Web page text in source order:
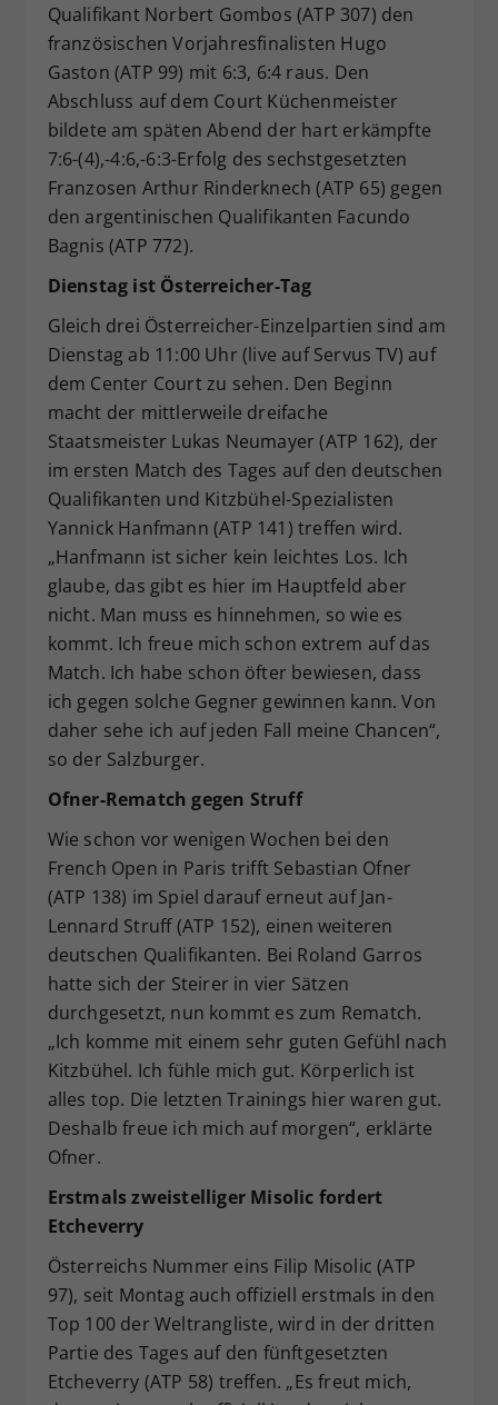
Qualifikant Norbert Gombos (ATP 307) den
französischen Vorjahresfinalisten Hugo
Gaston (ATP 99) mit 6:3, 6:4 raus. Den
Abschluss auf dem Court Küchenmeister
bildete am späten Abend der hart erkämpfte
7:6-(4),-4:6,-6:3-Erfolg des sechstgesetzten
Franzosen Arthur Rinderknech (ATP 65) gegen
den argentinischen Qualifikanten Facundo
Bagnis (ATP 772).
Dienstag ist Österreicher-Tag
Gleich drei Österreicher-Einzelpartien sind am
Dienstag ab 11:00 Uhr (live auf Servus TV) auf
dem Center Court zu sehen. Den Beginn
macht der mittlerweile dreifache
Staatsmeister Lukas Neumayer (ATP 162), der
im ersten Match des Tages auf den deutschen
Qualifikanten und Kitzbühel-Spezialisten
Yannick Hanfmann (ATP 141) treffen wird.
„Hanfmann ist sicher kein leichtes Los. Ich
glaube, das gibt es hier im Hauptfeld aber
nicht. Man muss es hinnehmen, so wie es
kommt. Ich freue mich schon extrem auf das
Match. Ich habe schon öfter bewiesen, dass
ich gegen solche Gegner gewinnen kann. Von
daher sehe ich auf jeden Fall meine Chancen“,
so der Salzburger.
Ofner-Rematch gegen Struff
Wie schon vor wenigen Wochen bei den
French Open in Paris trifft Sebastian Ofner
(ATP 138) im Spiel darauf erneut auf Jan-
Lennard Struff (ATP 152), einen weiteren
deutschen Qualifikanten. Bei Roland Garros
hatte sich der Steirer in vier Sätzen
durchgesetzt, nun kommt es zum Rematch.
„Ich komme mit einem sehr guten Gefühl nach
Kitzbühel. Ich fühle mich gut. Körperlich ist
alles top. Die letzten Trainings hier waren gut.
Deshalb freue ich mich auf morgen“, erklärte
Ofner.
Erstmals zweistelliger Misolic fordert
Etcheverry
Österreichs Nummer eins Filip Misolic (ATP
97), seit Montag auch offiziell erstmals in den
Top 100 der Weltrangliste, wird in der dritten
Partie des Tages auf den fünftgesetzten
Etcheverry (ATP 58) treffen. „Es freut mich,